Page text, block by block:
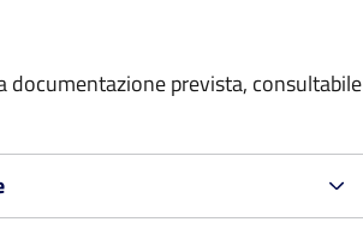
prevista, consultabile